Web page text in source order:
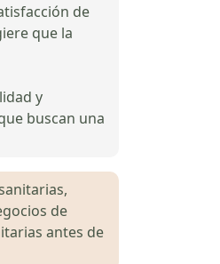
de
que la
y
buscan una
de
antes de